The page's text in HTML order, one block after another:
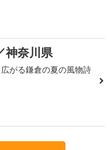
神奈川県
がる鎌倉の夏の風物詩